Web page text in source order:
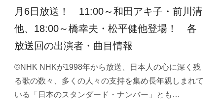
月6日放送！ 11:00～和田アキ子・前川清
他、18:00～橋幸夫・松平健他登場！ 各
放送回の出演者・曲目情報
©NHK NHKが1998年から放送、日本人の心に深く残
る歌の数々、多くの人々の支持を集め長年親しまれて
いる「日本のスタンダード・ナンバー」とも…